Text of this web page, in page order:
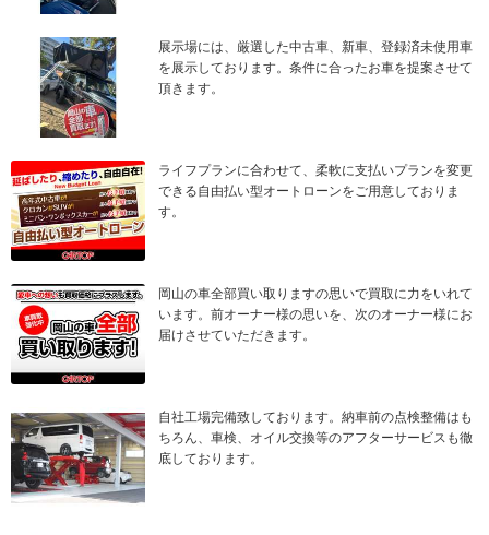
展示場には、厳選した中古車、新車、登録済未使用車
を展示しております。条件に合ったお車を提案させて
頂きます。
ライフプランに合わせて、柔軟に支払いプランを変更
できる自由払い型オートローンをご用意しておりま
す。
岡山の車全部買い取りますの思いで買取に力をいれて
います。前オーナー様の思いを、次のオーナー様にお
届けさせていただきます。
自社工場完備致しております。納車前の点検整備はも
ちろん、車検、オイル交換等のアフターサービスも徹
底しております。